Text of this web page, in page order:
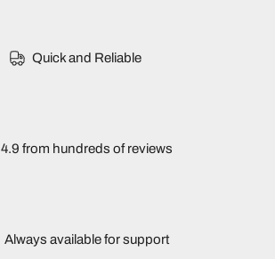
Quick and Reliable
4.9 from hundreds of reviews
Always available for support